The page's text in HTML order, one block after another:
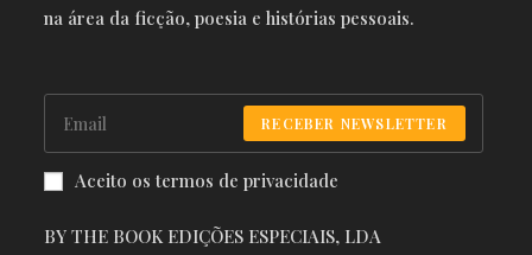
na área da ficção, poesia e histórias pessoais.
RECEBER NEWSLETTER
Aceito os termos de privacidade
BY THE BOOK EDIÇÕES ESPECIAIS, LDA